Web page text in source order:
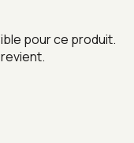
pour ce produit.